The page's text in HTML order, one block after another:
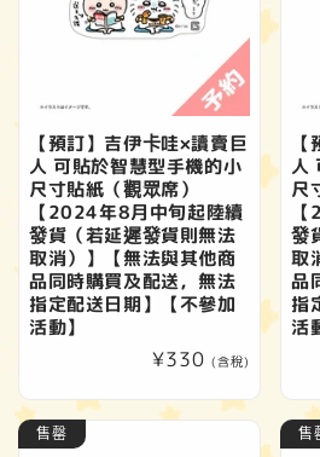
【預訂】吉伊卡哇×讀賣巨
人 可貼於智慧型手機的小
尺寸貼紙（觀眾席）
【2024年8月中旬起陸續
發貨（若延遲發貨則無法
取消）】【無法與其他商
品同時購買及配送，無法
指定配送日期】【不參加
活動】
定
¥330 (含稅)
人
尺
發
取
品
指
活
售罄 售